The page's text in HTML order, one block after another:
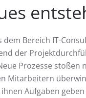
Bereich IT-
der
Prozesse
Mitarbeitern
Aufgaben